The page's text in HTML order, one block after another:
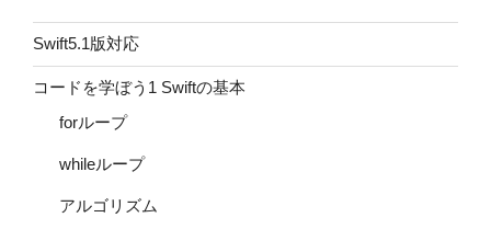
Swift5.1版対応
コードを学ぼう1 Swiftの基本
forループ
whileループ
アルゴリズム